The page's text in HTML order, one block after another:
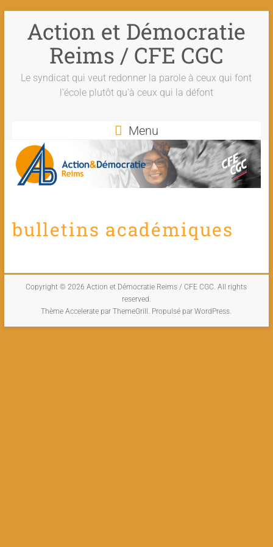
Action et Démocratie
Reims / CFE CGC
Le syndicat qui veut redonner la parole à ceux qui font
l'école plutôt qu'à ceux qui la défont
Menu
bulletins académiques
Copyright © 2026Action et Démocratie Reims / CFE CGC. All rights
reserved.
ThèmeAccelerate par ThemeGrill. Propulsé parWordPress.